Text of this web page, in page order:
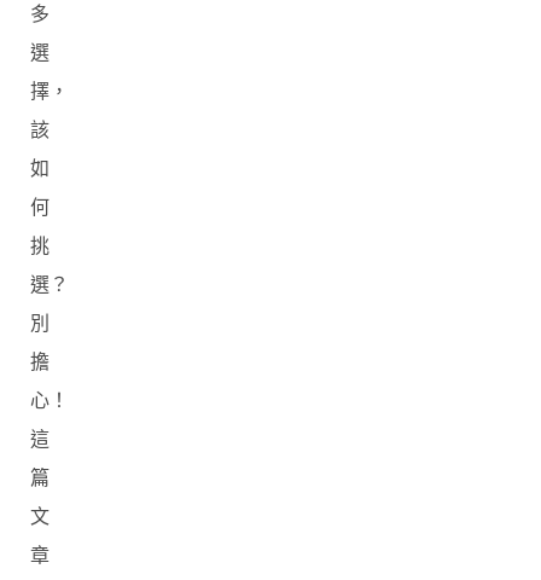
多
選
擇，
該
如
何
挑
選？
別
擔
心！
這
篇
文
章